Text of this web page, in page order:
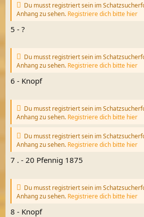
Du musst registriert sein im
Anhang zu sehen. Registriere dich bitte hier
5 - ?
Du musst registriert sein im
Anhang zu sehen. Registriere dich bitte hier
6 - Knopf
Du musst registriert sein im
Anhang zu sehen. Registriere dich bitte hier
Du musst registriert sein im
Anhang zu sehen. Registriere dich bitte hier
7 . - 20 Pfennig 1875
Du musst registriert sein im
Anhang zu sehen. Registriere dich bitte hier
8 - Knopf